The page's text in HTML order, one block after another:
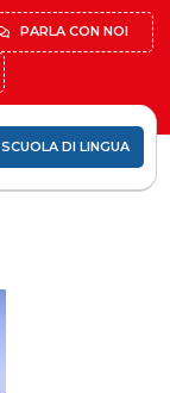
PARLA CON NOI
SCUOLA DI LINGUA